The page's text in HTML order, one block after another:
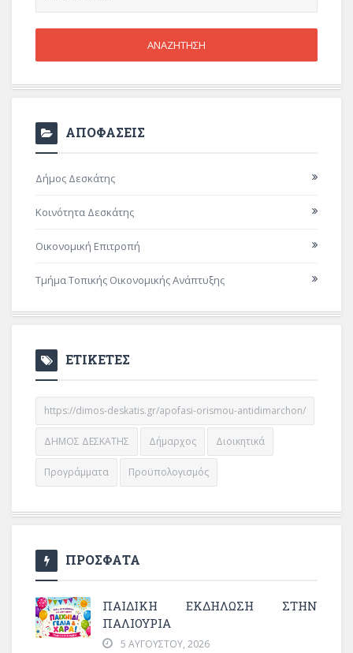
ΑΠΟΦΑΣΕΙΣ
Δήμος Δεσκάτης
Κοινότητα Δεσκάτης
Οικονομική Επιτροπή
Τμήμα Τοπικής Οικονομικής Ανάπτυξης
ΕΤΙΚΕΤΕΣ
https://dimos-deskatis.gr/apofasi-orismou-antidimarchon/
ΔΗΜΟΣ ΔΕΣΚΑΤΗΣ Δήμαρχος Διοικητικά
Προγράμματα Προϋπολογισμός
ΠΡΟΣΦΑΤΑ
ΠΑΙΔΙΚΗ ΕΚΔΗΛΩΣΗ ΣΤΗΝ
ΠΑΛΙΟΥΡΙΑ
5 ΑΥΓΟΎΣΤΟΥ, 2026